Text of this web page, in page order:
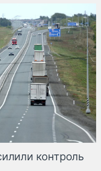
контроль